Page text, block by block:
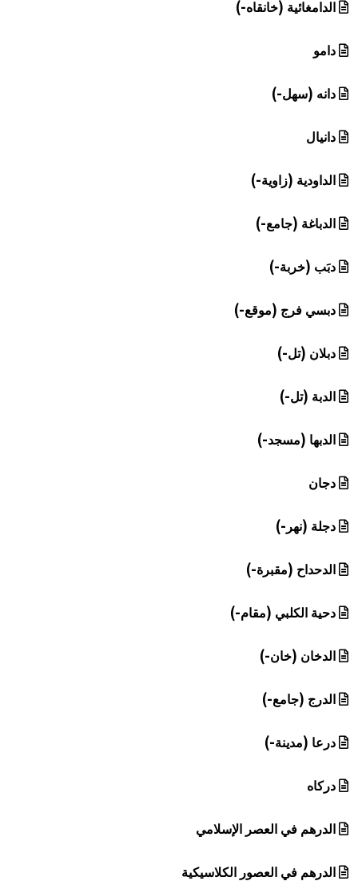
الدامغائية (خانقاه-)
دامو
دانه (سهل-)
دانيال
الداودية (زاوية-)
الدباغة (جامع-)
دبَب (خربة-)
دبسي فرج (موقع-)
دبلان (تل-)
الدبة (تل-)
الدبها (مسجد-)
دجان
دجلة (نهر-)
الدحداح (مقبرة-)
دحية الكلبي (مقام-)
الدخان (خان-)
الدرج (جامع-)
درعا (مدينة-)
دركاه
الدرهم في العصر الإسلامي
الدرهم في العصور الكلاسيكية